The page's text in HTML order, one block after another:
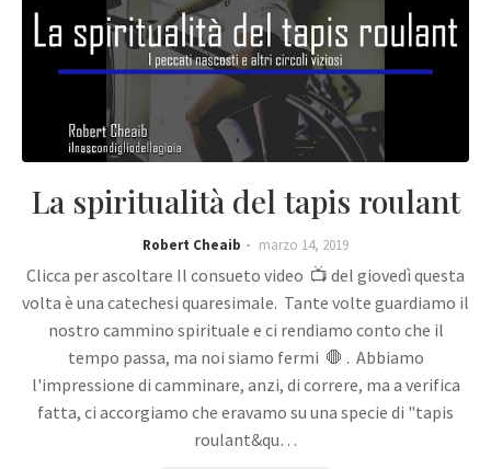
La spiritualità del tapis roulant
Robert Cheaib marzo 14, 2019
Clicca per ascoltare Il consueto video 📺 del giovedì questa
volta è una catechesi quaresimale. Tante volte guardiamo il
nostro cammino spirituale e ci rendiamo conto che il
tempo passa, ma noi siamo fermi 🛑 . Abbiamo
l'impressione di camminare, anzi, di correre, ma a verifica
fatta, ci accorgiamo che eravamo su una specie di "tapis
roulant&qu…